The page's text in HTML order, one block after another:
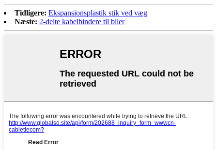
Tidligere: Ekspansionsplastik stik ved væg
Næste: 2-delte kabelbindere til biler